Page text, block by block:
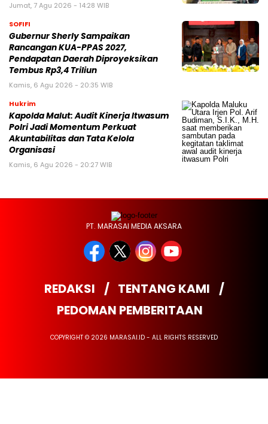
Jumat, 7 Agu 2026 - 14:28 WIB
SOFIFI
Gubernur Sherly Sampaikan
Rancangan KUA-PPAS 2027,
Pendapatan Daerah Diproyeksikan
Tembus Rp3,4 Triliun
Kamis, 6 Agu 2026 - 20:35 WIB
Hukrim
Kapolda Malut: Audit Kinerja Itwasum
Polri Jadi Momentum Perkuat
Akuntabilitas dan Tata Kelola
Organisasi
Kamis, 6 Agu 2026 - 20:27 WIB
PT. MARASAI MEDIA AKSARA
REDAKSI
TENTANG KAMI
PEDOMAN PEMBERITAAN
COPYRIGHT © 2026 MARASAI.ID - ALL RIGHTS RESERVED